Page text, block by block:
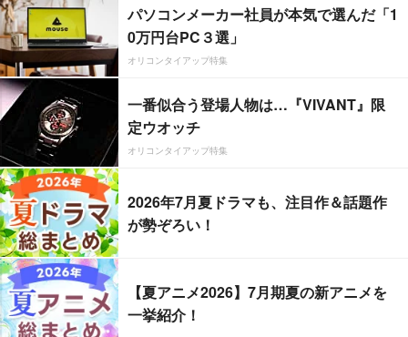
パソコンメーカー社員が本気で選んだ「1
0万円台PC３選」
オリコンタイアップ特集
一番似合う登場人物は…『VIVANT』限
定ウオッチ
オリコンタイアップ特集
2026年7月夏ドラマも、注目作＆話題作
が勢ぞろい！
【夏アニメ2026】7月期夏の新アニメを
一挙紹介！